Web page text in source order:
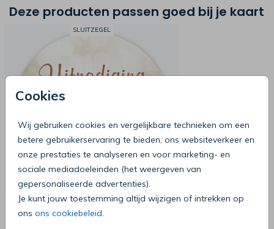
Cookies
Wij gebruiken cookies en vergelijkbare technieken om een
betere gebruikerservaring te bieden, ons websiteverkeer en
onze prestaties te analyseren en voor marketing- en
sociale mediadoeleinden (het weergeven van
gepersonaliseerde advertenties).
Je kunt jouw toestemming altijd wijzigen of intrekken op
ons ons cookiebeleid
Deze producten passen goed bij je kaart
SLUITZEGEL
Deze producten zijn wellicht ook iets